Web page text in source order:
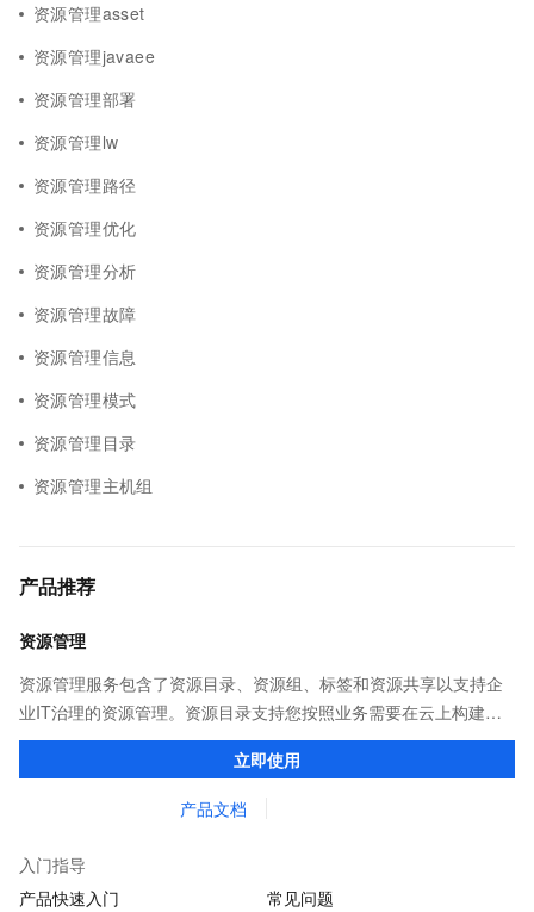
资源管理asset
资源管理javaee
资源管理部署
资源管理lw
资源管理路径
资源管理优化
资源管理分析
资源管理故障
资源管理信息
资源管理模式
资源管理目录
资源管理主机组
产品推荐
资源管理
资源管理服务包含了资源目录、资源组、标签和资源共享以支持企
业IT治理的资源管理。资源目录支持您按照业务需要在云上构建企
业业务组织关系，使用资源组和标签可分层次管理云上资源，资源
共享提供在企业成员之间共享云上资源。
立即使用
产品文档
入门指导
产品快速入门
常见问题